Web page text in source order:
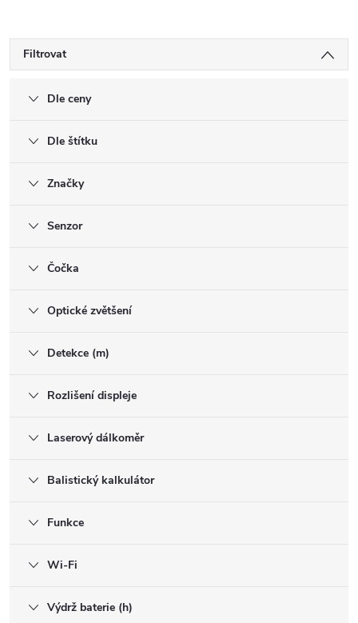
Filtrovat
Dle ceny
Dle štítku
Značky
Senzor
Čočka
Optické zvětšení
Detekce (m)
Rozlišení displeje
Laserový dálkoměr
Balistický kalkulátor
Funkce
Wi-Fi
Výdrž baterie (h)